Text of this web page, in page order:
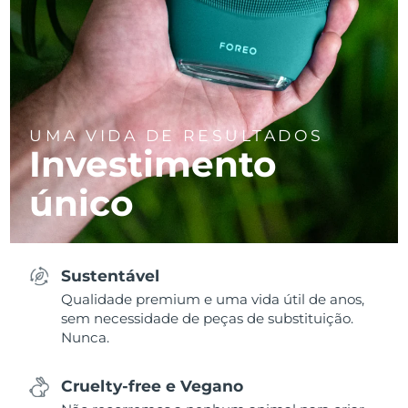
UMA VIDA DE RESULTADOS
Investimento
único
Sustentável
Qualidade premium e uma vida útil de anos,
sem necessidade de peças de substituição.
Nunca.
Cruelty-free e Vegano